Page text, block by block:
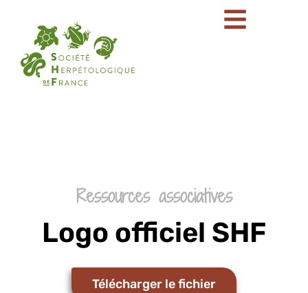
Ressources associatives
Logo officiel SHF
Télécharger le fichier